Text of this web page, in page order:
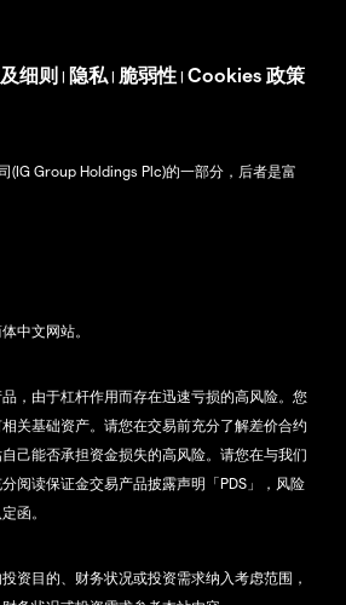
细则 | 隐私 | 脆弱性 | Cookies 政策
(IG Group Holdings Plc)的一部分，后者是富
中文网站。
，由于杠杆作用而存在迅速亏损的高风险。您
关基础资产。请您在交易前充分了解差价合约
己能否承担资金损失的高风险。请您在与我们
阅读保证金交易产品披露声明「PDS」，风险
函。
资目的、财务状况或投资需求纳入考虑范围，